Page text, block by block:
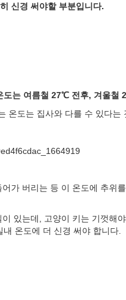
신경 써야할 부분입니다.
도는 여름철 27℃ 전후, 겨울철
온도는 집사와 다를 수 있다는
가 버리는 등 이 온도에 추위
있는데, 고양이 키는 기껏해
내 온도에 더 신경 써야 합니다.